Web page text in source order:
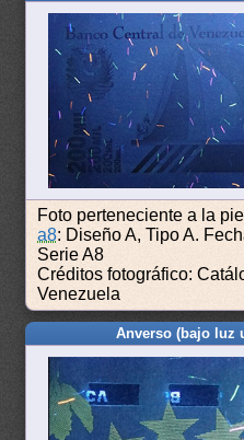
Foto perteneciente a la
a8: Diseño A, Tipo A.
Serie A8
Créditos fotográfico:
Venezuela
Anverso (bajo luz